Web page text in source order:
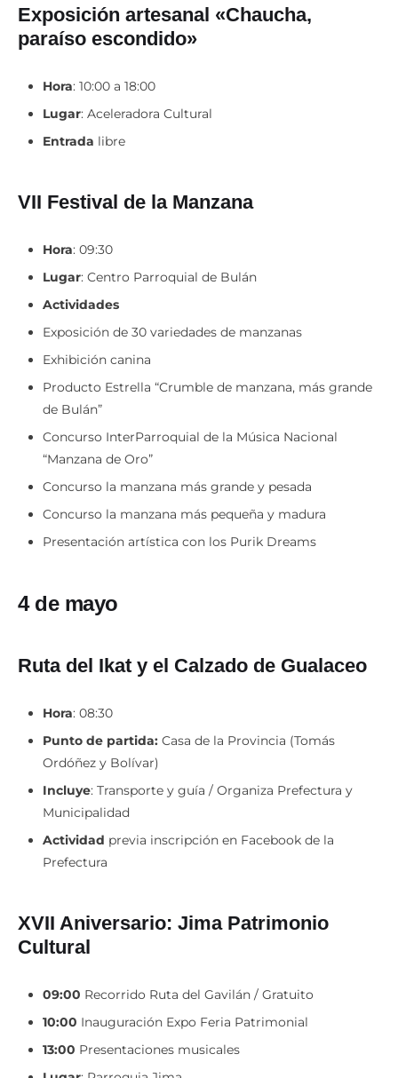
Exposición artesanal «Chaucha,
paraíso escondido»
Hora: 10:00 a 18:00
Lugar: Aceleradora Cultural
Entrada libre
VII Festival de la Manzana
Hora: 09:30
Lugar: Centro Parroquial de Bulán
Actividades
Exposición de 30 variedades de manzanas
Exhibición canina
Producto Estrella “Crumble de manzana, más grande
de Bulán”
Concurso InterParroquial de la Música Nacional
“Manzana de Oro”
Concurso la manzana más grande y pesada
Concurso la manzana más pequeña y madura
Presentación artística con los Purik Dreams
4 de mayo
Ruta del Ikat y el Calzado de Gualaceo
Hora: 08:30
Punto de partida: Casa de la Provincia (Tomás
Ordóñez y Bolívar)
Incluye: Transporte y guía / Organiza Prefectura y
Municipalidad
Actividad previa inscripción en Facebook de la
Prefectura
XVII Aniversario: Jima Patrimonio
Cultural
09:00 Recorrido Ruta del Gavilán / Gratuito
10:00 Inauguración Expo Feria Patrimonial
13:00 Presentaciones musicales